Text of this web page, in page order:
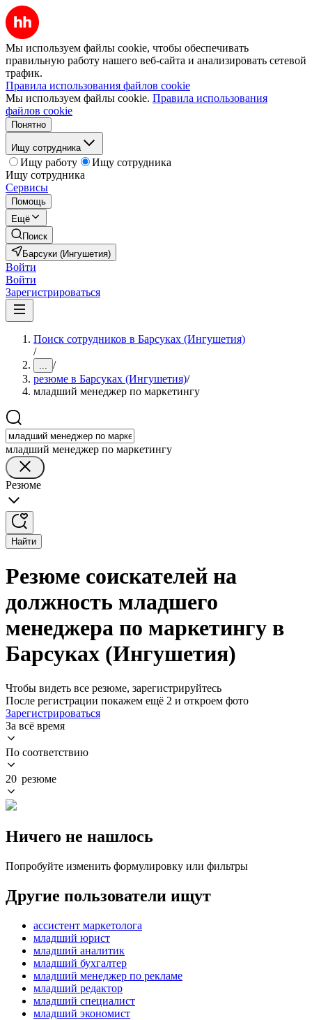
Мы используем файлы cookie, чтобы обеспечивать
правильную работу нашего веб-сайта и анализировать сетевой
трафик.
Правила использования файлов cookie
Мы используем файлы cookie. Правила использования
файлов cookie
Понятно
Ищу сотрудника
Ищу работу
Ищу сотрудника
Ищу сотрудника
Сервисы
Помощь
Ещё
Поиск
Барсуки (Ингушетия)
Войти
Войти
Зарегистрироваться
Поиск сотрудников в Барсуках (Ингушетия)
/
... /
резюме в Барсуках (Ингушетия)/
младший менеджер по маркетингу
младший менеджер по маркетингу
Резюме
Найти
Резюме соискателей на
должность младшего
менеджера по маркетингу в
Барсуках (Ингушетия)
Чтобы видеть все резюме, зарегистрируйтесь
После регистрации покажем ещё 2 и откроем фото
Зарегистрироваться
За всё время
По соответствию
20 резюме
Ничего не нашлось
Попробуйте изменить формулировку или фильтры
Другие пользователи ищут
ассистент маркетолога
младший юрист
младший аналитик
младший бухгалтер
младший менеджер по рекламе
младший редактор
младший специалист
младший экономист